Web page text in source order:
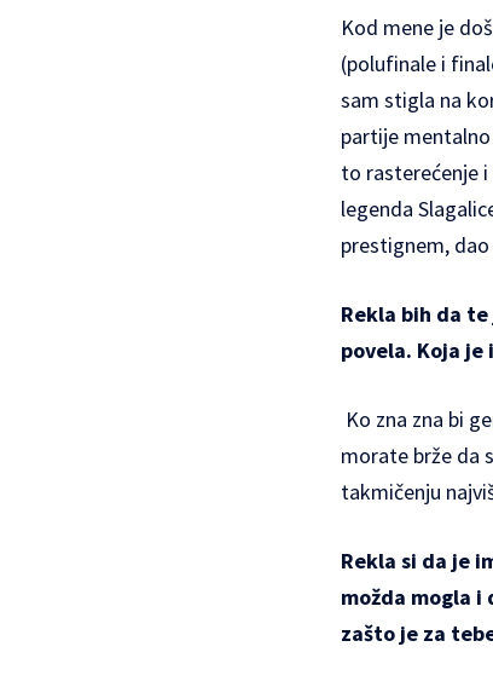
Kod mene je
(polufinale i
sam stigla na
partije
to rasterećenje
legenda
prestignem,
Rekla bih da
povela. Koja
Ko zna zna bi
morate brže da
takmičenju
Rekla si da je
možda mogla
zašto je za